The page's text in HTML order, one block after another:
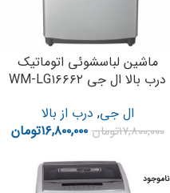
ماشین لباسشوئی اتوماتیک
درب بالا ال جی WM-LG۱۶۶۶۲
ال جی, درب از بالا
۱۷,۸۰۰,۰۰۰تومان ۱۶,۸۰۰,۰۰۰تومان
ناموجود